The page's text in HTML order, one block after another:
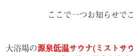
ここで一つお知らせで
大浴場の源泉低温サウナ(ミストサ